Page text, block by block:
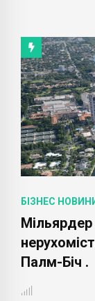
БІЗНЕС
Мільярдер
Палм-Біч .